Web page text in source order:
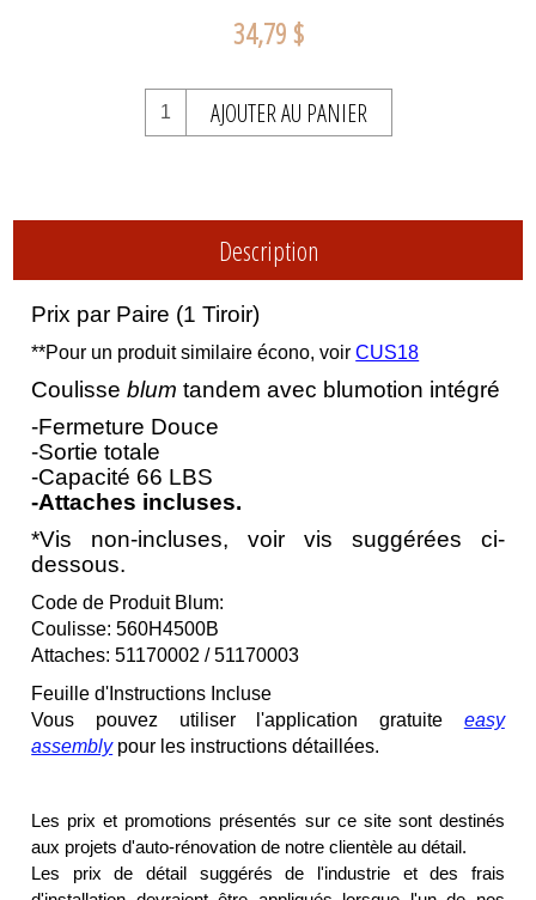
34,79 $
AJOUTER AU PANIER
Description
Prix par Paire (1 Tiroir)
**Pour un produit similaire écono, voirCUS18
Coulisseblum tandem avec blumotion intégré
-Fermeture Douce
-Sortie totale
-Capacité 66 LBS
-Attaches incluses.
*Vis non-incluses,voir vis suggérées ci-
dessous.
Code de Produit Blum:
Coulisse: 560H4500B
Attaches: 51170002 / 51170003
Feuille d'Instructions Incluse
Vous pouvez utiliser l'application gratuite easy
assemblypour les instructions détaillées.
Les prix et promotions présentés sur ce site sont destinés
aux projets d'auto-rénovation de notre clientèle au détail.
Les prix de détail suggérés de l'industrie et des frais